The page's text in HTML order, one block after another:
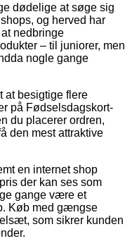
dødelige at søge sig
og herved har
nedbringe
– til juniorer, men
nogle gange
at besigtige flere
på Fødselsdagskort-
du placerer ordren,
den mest attraktive
en internet shop
der kan ses som
gange være et
Køb med gængse
som sikrer kunden